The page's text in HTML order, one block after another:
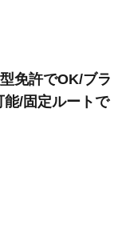
免許でOK/ブラ
能/固定ルートで